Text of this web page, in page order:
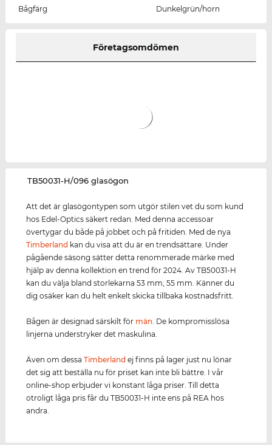
Bågfärg
Dunkelgrün/horn
Företagsomdömen
‌TB50031-H/096 glasögon
Att det är glasögontypen som utgör stilen vet du som kund
hos Edel-Optics säkert redan. Med denna accessoar
övertygar du både på jobbet och på fritiden. Med de nya
Timberland kan du visa att du är en trendsättare. Under
pågående säsong sätter detta renommerade märke med
hjälp av denna kollektion en trend för 2024. Av TB50031-H
kan du välja bland storlekarna 53 mm, 55 mm. Känner du
dig osäker kan du helt enkelt skicka tillbaka kostnadsfritt.
Bågen är designad särskilt för män . De kompromisslösa
linjerna understryker det maskulina.
Även om dessaTimberland ej finns på lager just nu lönar
det sig att beställa nu för priset kan inte bli bättre. I vår
online-shop erbjuder vi konstant låga priser. Till detta
otroligt låga pris får du TB50031-H inte ens på REA hos
andra.